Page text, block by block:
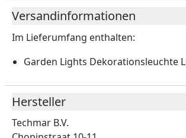
Versandinformationen
Im Lieferumfang enthalten:
Garden Lights Dekorationsleuchte
Hersteller
Techmar B.V.